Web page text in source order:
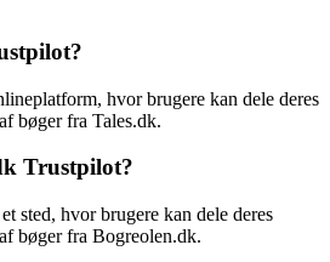
hvor brugere kan dele deres
bøger fra Tales.dk.
Trustpilot?
sted, hvor brugere kan dele deres
bøger fra Bogreolen.dk.